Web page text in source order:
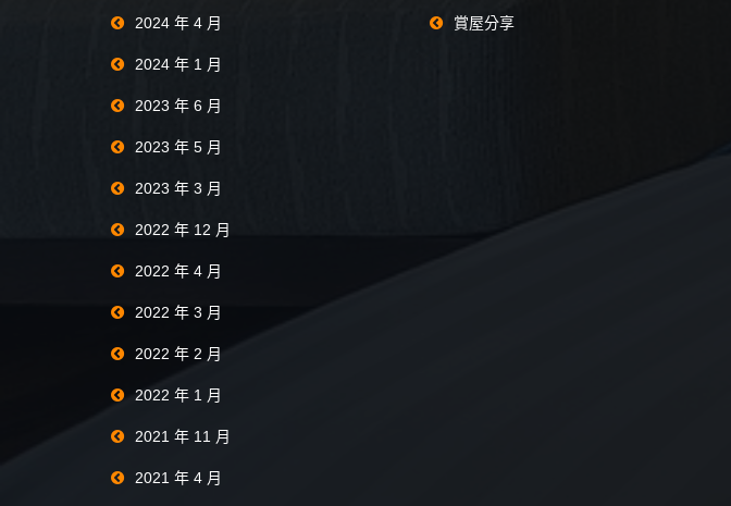
2024 年 4 月
2024 年 1 月
2023 年 6 月
2023 年 5 月
2023 年 3 月
2022 年 12 月
2022 年 4 月
2022 年 3 月
2022 年 2 月
2022 年 1 月
2021 年 11 月
2021 年 4 月
賞屋分享